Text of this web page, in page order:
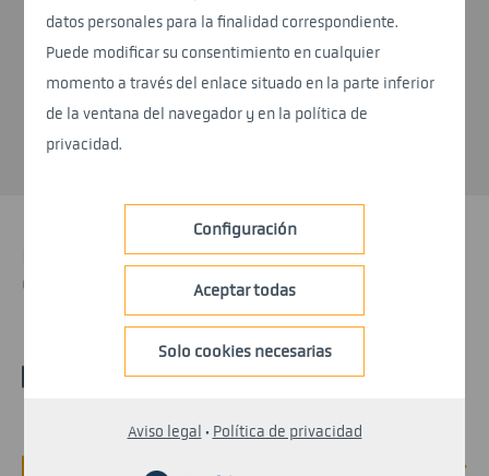
datos personales para la finalidad correspondiente.
Puede modificar su consentimiento en cualquier
momento a través del enlace situado en la parte inferior
de la ventana del navegador y en la política de
privacidad.
Configuración
Aceptar todas
Solo cookies necesarias
Aviso legal · Política de privacidad
Supervisión de la producción
Panel de control web
Integración
Nuestra solución integral JIS para una
capacidad de entrega óptima.